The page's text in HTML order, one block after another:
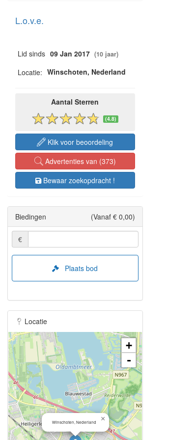
L.o.v.e.
Lid sinds 09 Jan 2017 (10 jaar)
Locatie: Winschoten, Nederland
Aantal Sterren
(4.8)
Klik voor beoordeling
Advertenties van (373)
Bewaar zoekopdracht !
Biedingen (Vanaf € 0,00)
€
Plaats bod
Locatie
Winschoten, Nederland ×
+
-